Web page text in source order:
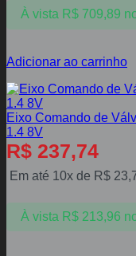
À vista R$709,89
Adicionar ao carrinho
Eixo Comando de
1.4 8V
R$ 237,74
Em até 10x de R$
À vista R$213,96